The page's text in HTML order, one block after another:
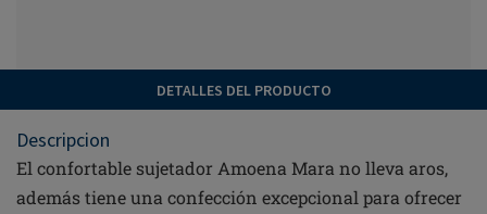
DETALLES DEL PRODUCTO
Descripcion
El confortable sujetador Amoena Mara no lleva aros,
además tiene una confección excepcional para ofrecer